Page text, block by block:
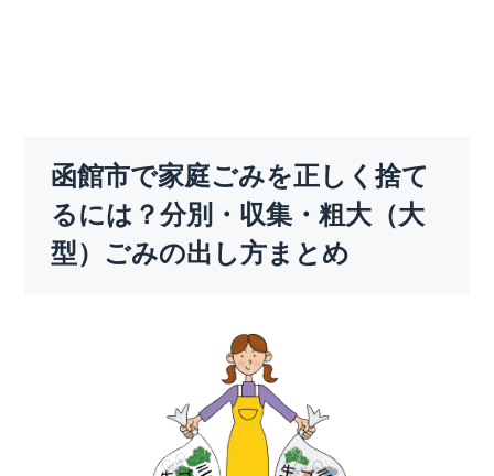
函館市で家庭ごみを正しく捨て
るには？分別・収集・粗大（大
型）ごみの出し方まとめ